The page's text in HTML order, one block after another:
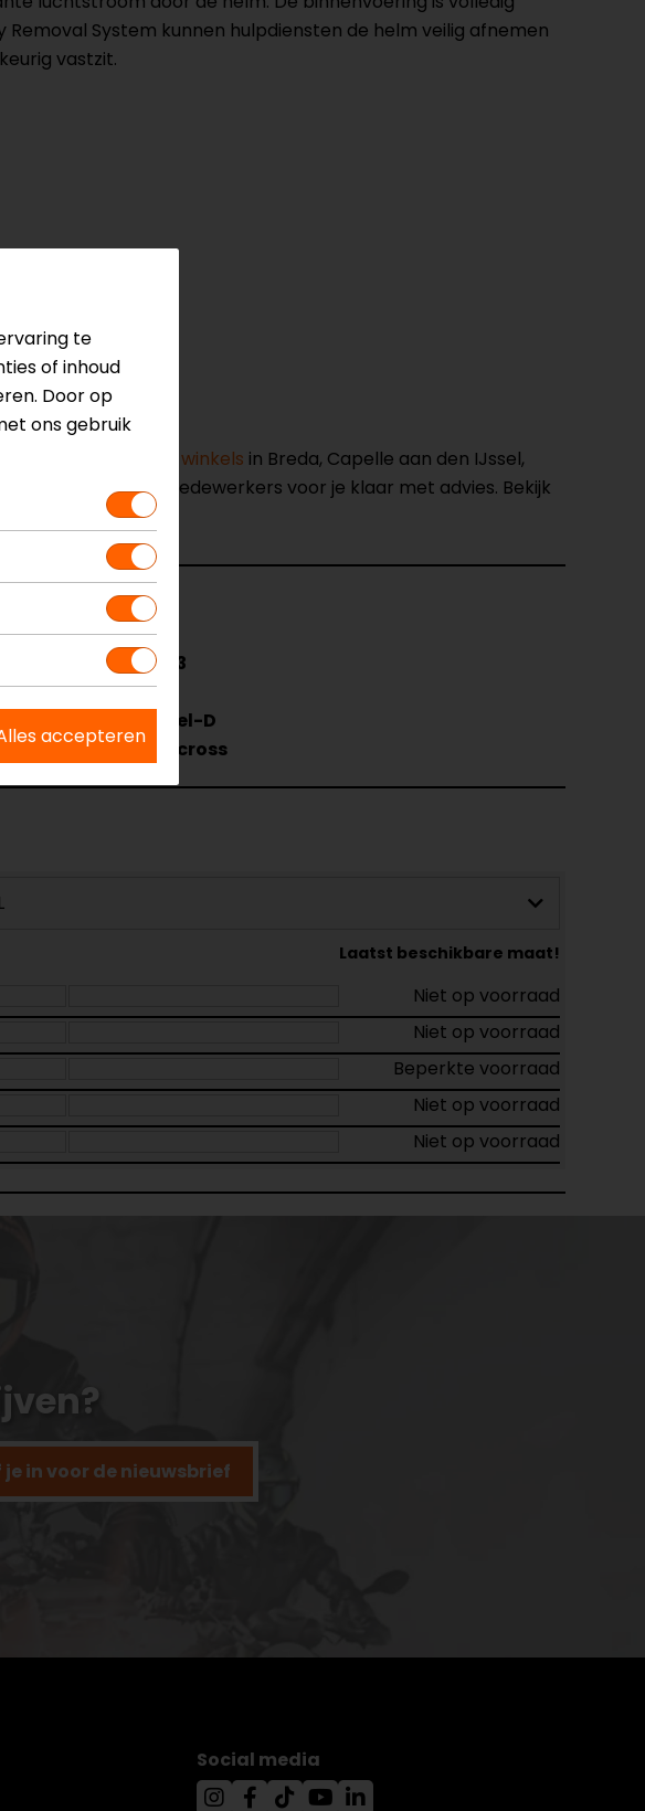
System kunnen hulpdiensten de helm veilig afnemen
vastzit.
onze winkels in Breda, Capelle aan den IJssel,
onze verkoopmedewerkers voor je klaar met advies. Bekijk
171003
Wit
Dubbel-D
Motocross
Laatst beschikbare maat!
Niet op voorraad
Niet op voorraad
Beperkte voorraad
Niet op voorraad
Niet op voorraad
je in voor de nieuwsbrief
te
of inhoud
Door op
ons gebruik
accepteren
Social media